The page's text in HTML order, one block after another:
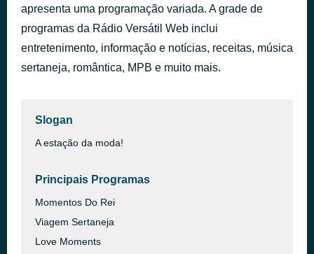
apresenta uma programação variada. A grade de
programas da Rádio Versátil Web inclui
entretenimento, informação e notícias, receitas, música
sertaneja, romântica, MPB e muito mais.
Slogan
A estação da moda!
Principais Programas
Momentos Do Rei
Viagem Sertaneja
Love Moments